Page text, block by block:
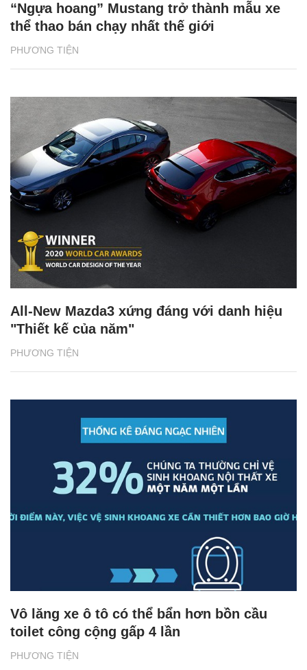
PHƯƠNG TIỆN
“Ngựa hoang” Mustang trở thành mẫu xe
thể thao bán chạy nhất thế giới
PHƯƠNG TIỆN
All-New Mazda3 xứng đáng với danh hiệu
"Thiết kế của năm"
PHƯƠNG TIỆN
Vô lăng xe ô tô có thể bẩn hơn bồn cầu
toilet công cộng gấp 4 lần